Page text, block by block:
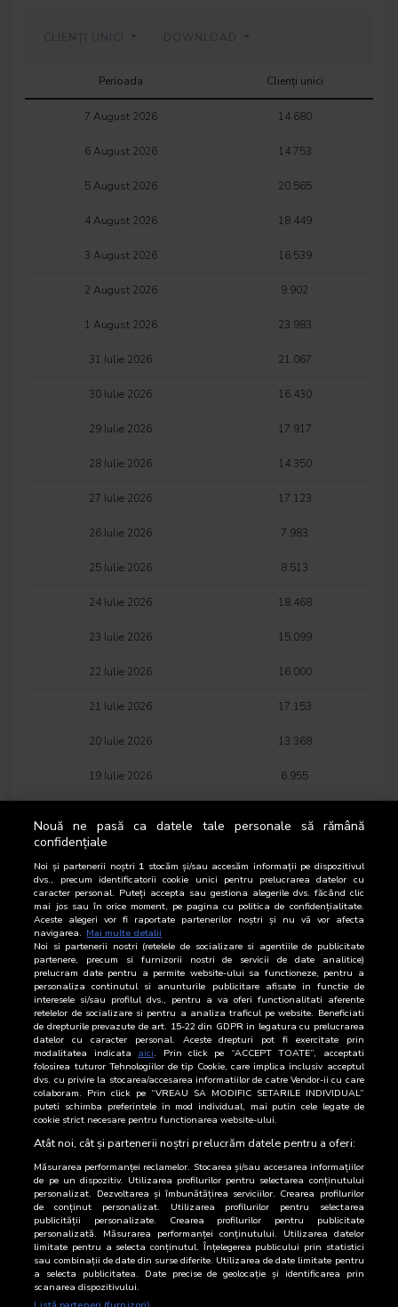
CLIENȚI UNICI DOWNLOAD
Perioada Clienți unici
7 August 2026 14.680
6 August 2026 14.753
5 August 2026 20.565
4 August 2026 18.449
3 August 2026 16.539
2 August 2026 9.902
1 August 2026 23.983
31 Iulie 2026 21.067
30 Iulie 2026 16.430
29 Iulie 2026 17.917
28 Iulie 2026 14.350
27 Iulie 2026 17.123
26 Iulie 2026 7.983
25 Iulie 2026 8.513
24 Iulie 2026 18.468
23 Iulie 2026 15.099
22 Iulie 2026 16.000
21 Iulie 2026 17.153
20 Iulie 2026 13.368
19 Iulie 2026 6.955
17 Iulie 2026
16 Iulie 2026 17.410
15 Iulie 2026 19.278
14 Iulie 2026 19.701
13 Iulie 2026 20.569
12 Iulie 2026 6.579
11 Iulie 2026 8.632
10 Iulie 2026 23.567
9 Iulie 2026
Nouă ne pasă ca datele tale personale să rămână
confidențiale
Noi și partenerii noștri 1 stocăm și/sau accesăm informații pe dispozitivul
dvs., precum identificatorii cookie unici pentru prelucrarea datelor cu
caracter personal. Puteți accepta sau gestiona alegerile dvs. făcând clic
mai jos sau în orice moment, pe pagina cu politica de confidențialitate.
Aceste alegeri vor fi raportate partenerilor noștri și nu vă vor afecta
navigarea. Mai multe detalii
Noi si partenerii nostri (retelele de socializare si agentiile de publicitate
partenere, precum si furnizorii nostri de servicii de date analitice)
prelucram date pentru a permite website-ului sa functioneze, pentru a
personaliza continutul si anunturile publicitare afisate in functie de
interesele si/sau profilul dvs., pentru a va oferi functionalitati aferente
retelelor de socializare si pentru a analiza traficul pe website. Beneficiati
de drepturile prevazute de art. 15-22 din GDPR in legatura cu prelucrarea
datelor cu caracter personal. Aceste drepturi pot fi exercitate prin
modalitatea indicata aici. Prin click pe “ACCEPT TOATE”, acceptati
folosirea tuturor Tehnologiilor de tip Cookie, care implica inclusiv acceptul
dvs. cu privire la stocarea/accesarea informatiilor de catre Vendor-ii cu care
colaboram. Prin click pe “VREAU SA MODIFIC SETARILE INDIVIDUAL”
puteti schimba preferintele in mod individual, mai putin cele legate de
cookie strict necesare pentru functionarea website-ului.
Atât noi, cât și partenerii noștri prelucrăm datele pentru a oferi:
Măsurarea performanței reclamelor. Stocarea și/sau accesarea informațiilor
de pe un dispozitiv. Utilizarea profilurilor pentru selectarea conținutului
personalizat. Dezvoltarea și îmbunătățirea serviciilor. Crearea profilurilor
de conținut personalizat. Utilizarea profilurilor pentru selectarea
publicității personalizate. Crearea profilurilor pentru publicitate
personalizată. Măsurarea performanței conținutului. Utilizarea datelor
limitate pentru a selecta conținutul. Înțelegerea publicului prin statistici
sau combinații de date din surse diferite. Utilizarea de date limitate pentru
a selecta publicitatea. Date precise de geolocație și identificarea prin
scanarea dispozitivului.